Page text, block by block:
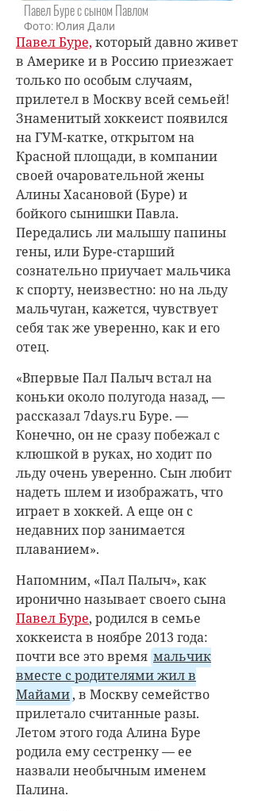
Павел Буре с сыном Павлом
Фото: Юлия Дали
Павел Буре, который давно живет
в Америке и в Россию приезжает
только по особым случаям,
прилетел в Москву всей семьей!
Знаменитый хоккеист появился
на ГУМ-катке, открытом на
Красной площади, в компании
своей очаровательной жены
Алины Хасановой (Буре) и
бойкого сынишки Павла.
Передались ли малышу папины
гены, или Буре-старший
сознательно приучает мальчика
к спорту, неизвестно: но на льду
мальчуган, кажется, чувствует
себя так же уверенно, как и его
отец.
«Впервые Пал Палыч встал на
коньки около полугода назад, —
рассказал 7days.ru Буре. —
Конечно, он не сразу побежал с
клюшкой в руках, но ходит по
льду очень уверенно. Сын любит
надеть шлем и изображать, что
играет в хоккей. А еще он с
недавних пор занимается
плаванием».
Напомним, «Пал Палыч», как
иронично называет своего сына
Павел Буре, родился в семье
хоккеиста в ноябре 2013 года:
почти все это время мальчик
вместе с родителями жил в
Майами, в Москву семейство
прилетало считанные разы.
Летом этого года Алина Буре
родила ему сестренку — ее
назвали необычным именем
Палина.